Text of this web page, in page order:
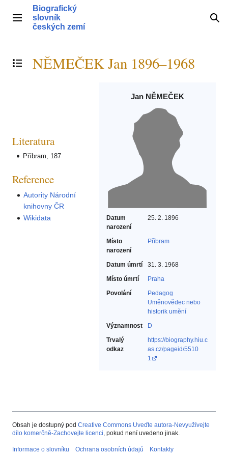
obsahHlavní menu
Biografický
slovník
českých zemí
Přepnout obsah
NĚMEČEK Jan 1896–1968
Jan NĚMEČEK
Datum
narození
25. 2. 1896
Místo
narození
Příbram
Datum úmrtí
31. 3. 1968
Místo úmrtí
Praha
Povolání
Pedagog‎
Uměnovědec nebo
historik umění‎
Významnost
D
Trvalý
odkaz
https://biography.hiu.c
as.cz/pageid/5510
1
Literatura
Příbram, 187
Reference
Autority Národní
knihovny ČR
Wikidata
Obsah je dostupný pod Creative Commons Uveďte autora-Nevyužívejte
dílo komerčně-Zachovejte licenci, pokud není uvedeno jinak.
Informace o slovníku Ochrana osobních údajů Kontakty